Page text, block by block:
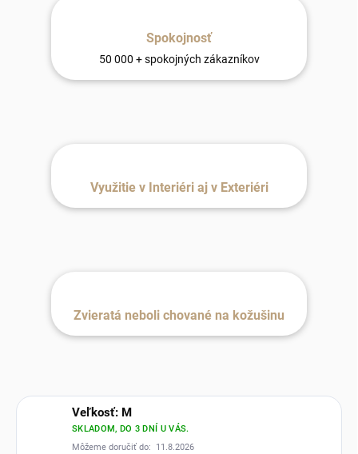
Spokojnosť
50 000 + spokojných zákazníkov
Využitie v Interiéri aj v Exteriéri
Zvieratá neboli chované na kožušinu
Veľkosť: M
SKLADOM, DO 3 DNÍ U VÁS.
Môžeme doručiť do:
11.8.2026